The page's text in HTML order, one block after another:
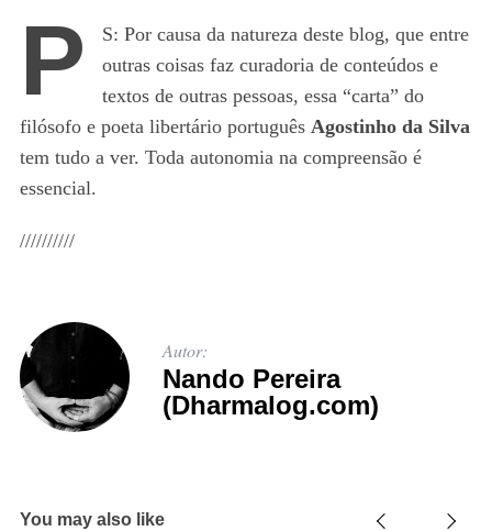
P
S: Por causa da natureza deste blog, que entre
outras coisas faz curadoria de conteúdos e
textos de outras pessoas, essa “carta” do
filósofo e poeta libertário português Agostinho da Silva
tem tudo a ver. Toda autonomia na compreensão é
essencial.
//////////
Autor:
Nando Pereira
(Dharmalog.com)
You may also like